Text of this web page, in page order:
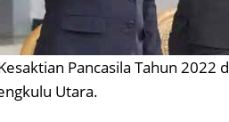
Pancasila Tahun 2022
Utara.